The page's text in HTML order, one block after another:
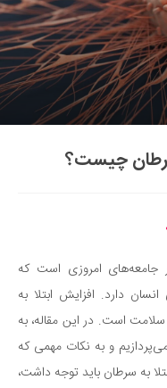
چیست؟
امروزی است که
دارد. افزایش ابتلا به
است. در این مقاله، به
و به نکات مهمی که
به سرطان باید توجه داشت،